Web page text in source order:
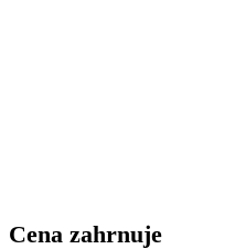
Cena zahrnuje